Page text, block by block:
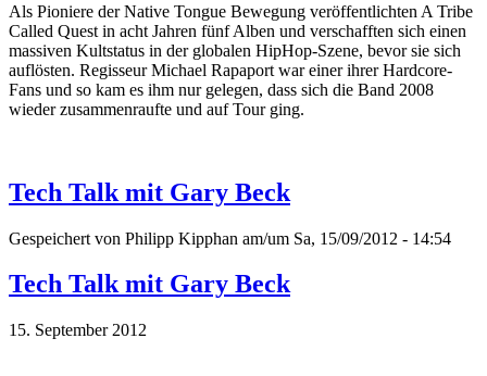
Als Pioniere der Native Tongue Bewegung veröffentlichten A Tribe
Called Quest in acht Jahren fünf Alben und verschafften sich einen
massiven Kultstatus in der globalen HipHop-Szene, bevor sie sich
auflösten. Regisseur Michael Rapaport war einer ihrer Hardcore-
Fans und so kam es ihm nur gelegen, dass sich die Band 2008
wieder zusammenraufte und auf Tour ging.
Tech Talk mit Gary Beck
Gespeichert von Philipp Kipphan am/um Sa, 15/09/2012 - 14:54
Tech Talk mit Gary Beck
15. September 2012